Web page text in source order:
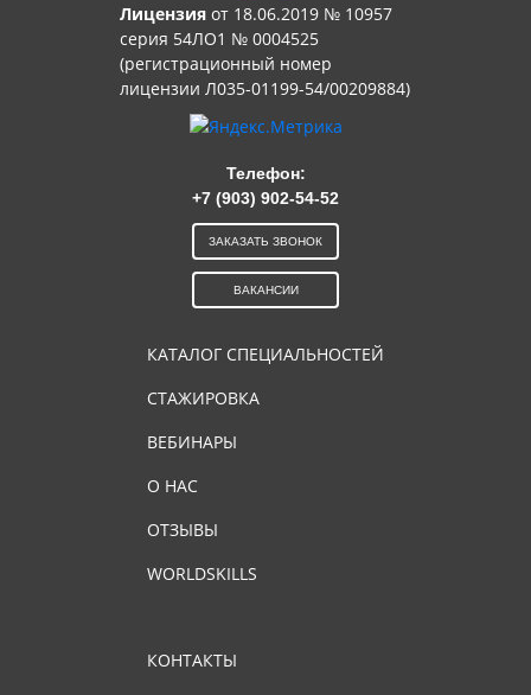
Лицензияот 18.06.2019 № 10957
серия 54ЛО1 № 0004525
(регистрационный номер
лицензии Л035-01199-54/00209884)
КАТАЛОГ СПЕЦИАЛЬНОСТЕЙ
СТАЖИРОВКА
ВЕБИНАРЫ
О НАС
ОТЗЫВЫ
WORLDSKILLS
КОНТАКТЫ
Телефон:
+7 (903) 902-54-52
ЗАКАЗАТЬ ЗВОНОК
ВАКАНСИИ